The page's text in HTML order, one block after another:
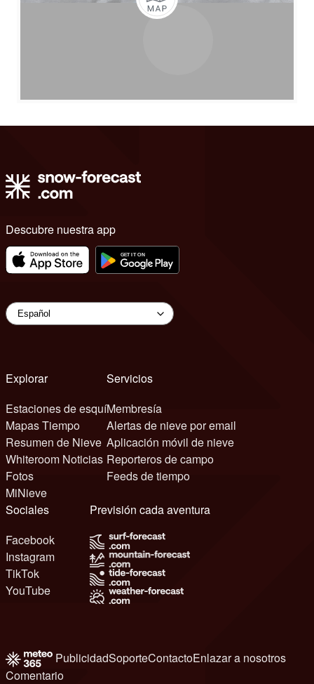
Descubre nuestra app
Explorar
Estaciones de esquí
Mapas Tiempo
Resumen de Nieve
Whiteroom Noticias
Fotos
MiNieve
Servicios
Membresía
Alertas de nieve por email
Aplicación móvil de nieve
Reporteros de campo
Feeds de tiempo
Sociales
Facebook
Instagram
TikTok
YouTube
Previsión cada aventura
PublicidadSoporteContactoEnlazar a nosotros
Comentario